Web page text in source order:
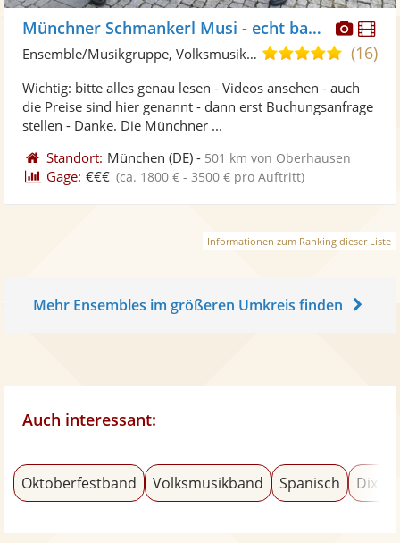
Fotos
Münchner Schmankerl Musi - echt bayrisch
5,0
5
Sternen
(16)
Ensemble/Musikgruppe, Volksmusik-Trio
Wichtig: bitte alles genau lesen - Videos ansehen - auch
die Preise sind hier genannt - dann erst Buchungsanfrage
stellen - Danke. Die Münchner ...
Standort: München (DE) - 501 km von Oberhausen
Gage: €€€ (ca. 1800 € - 3500 € pro Auftritt)
Informationen zum Ranking dieser Liste
Mehr Ensembles im größeren Umkreis finden
Auch interessant:
Oktoberfestband Volksmusikband Spanisch